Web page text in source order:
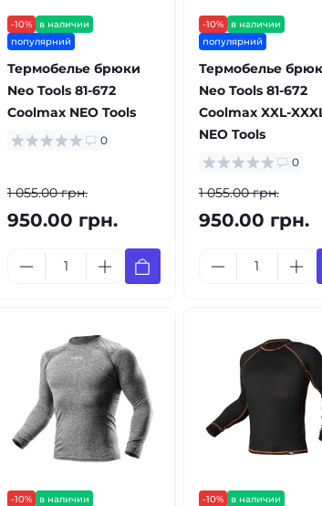
-10%
в наличии
популярний
Термобелье брюки
Neo Tools 81-672
Coolmax NEO Tools
0
1 055.00 грн.
950.00 грн.
-10%
в наличии
популярний
Термобелье
Neo Tools 81-672
Coolmax XXL-
NEO Tools
0
1 055.00 грн.
950.00 грн.
-10%
в наличии
-10%
в наличии